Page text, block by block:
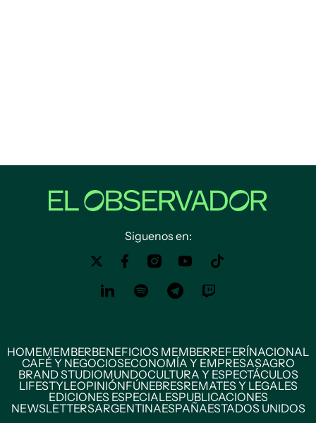
Siguenos en:
HOMEMEMBERBENEFICIOS MEMBERREFERÍNACIONAL
CAFÉ Y NEGOCIOSECONOMÍA Y EMPRESASAGRO
BRAND STUDIOMUNDOCULTURA Y ESPECTÁCULOS
LIFESTYLEOPINIÓNFÚNEBRESREMATES Y LEGALES
EDICIONES ESPECIALESPUBLICACIONES
NEWSLETTERSARGENTINAESPAÑAESTADOS UNIDOS